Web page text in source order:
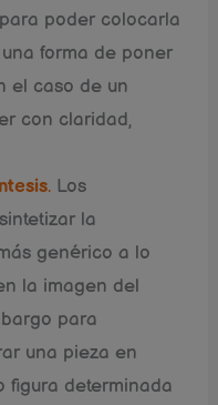
poder colocarla
forma de poner
el caso de un
con claridad,
. Los
la
genérico a lo
la imagen del
para
una pieza en
figura determinada